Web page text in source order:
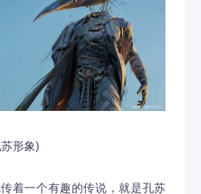
形象)
一个有趣的传说，就是孔苏